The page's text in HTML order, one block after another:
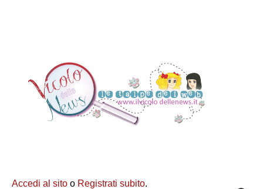
Accedi al sito o Registrati subito.